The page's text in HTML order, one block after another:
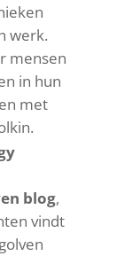
werk.
mensen
in hun
met
blog,
vindt